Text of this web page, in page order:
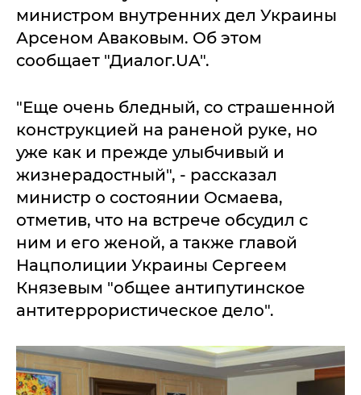
министром внутренних дел Украины
Арсеном Аваковым. Об этом
сообщает "Диалог.UA".
"Еще очень бледный, со страшенной
конструкцией на раненой руке, но
уже как и прежде улыбчивый и
жизнерадостный", - рассказал
министр о состоянии Осмаева,
отметив, что на встрече обсудил с
ним и его женой, а также главой
Нацполиции Украины Сергеем
Князевым "общее антипутинское
антитеррористическое дело".